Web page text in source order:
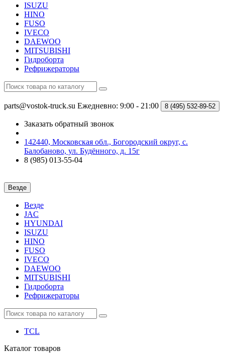
ISUZU
HINO
FUSO
IVECO
DAEWOO
MITSUBISHI
Гидроборта
Рефрижераторы
parts@vostok-truck.su Ежедневно: 9:00 - 21:00 8 (495) 532-89-52
Заказать обратный звонок
142440, Московская обл., Богородский округ, с.
Балобаново, ул. Будённого, д. 15г
8 (985) 013-55-04
Везде
Везде
JAC
HYUNDAI
ISUZU
HINO
FUSO
IVECO
DAEWOO
MITSUBISHI
Гидроборта
Рефрижераторы
TCL
Каталог товаров